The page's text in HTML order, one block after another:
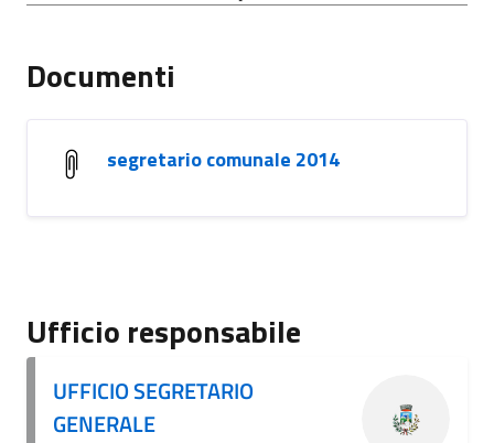
Documenti
segretario comunale 2014
Ufficio responsabile
UFFICIO SEGRETARIO
GENERALE